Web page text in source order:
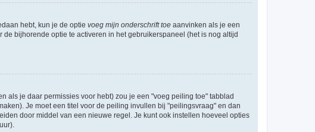
hebt, kun je de optie voeg mijn onderschrift toe aanvinken als je een
bijhorende optie te activeren in het gebruikerspaneel (het is nog altijd
als je daar permissies voor hebt) zou je een "voeg peiling toe" tabblad
Je moet een titel voor de peiling invullen bij "peilingsvraag" en dan
door middel van een nieuwe regel. Je kunt ook instellen hoeveel opties